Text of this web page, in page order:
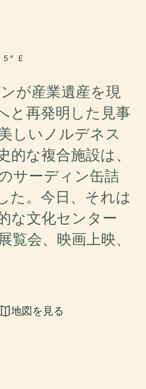
5° E
が産業遺産を現
と再発明した見事
しいノルデネス
な複合施設は、
サーディン缶詰
た。今日、それは
な文化センター
会、映画上映、
地図を見る